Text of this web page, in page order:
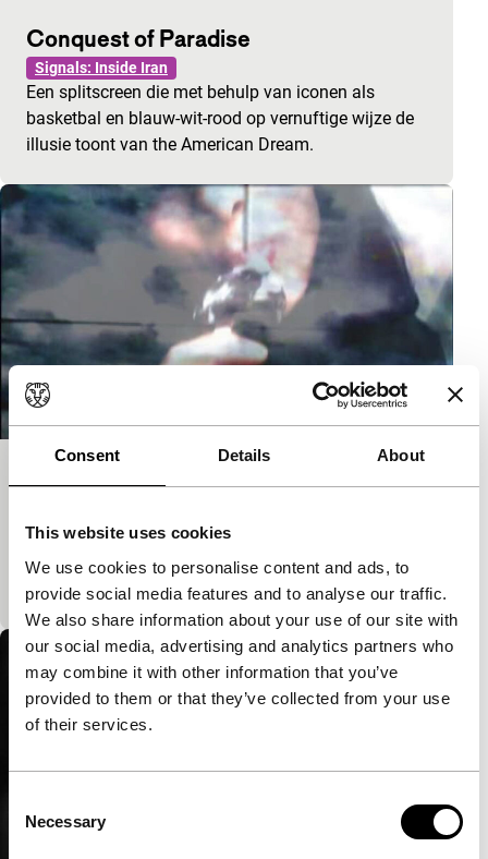
Consent Details About
This website uses cookies
We use cookies to personalise content and ads, to
provide social media features and to analyse our traffic.
We also share information about your use of our site with
our social media, advertising and analytics partners who
may combine it with other information that you’ve
provided to them or that they’ve collected from your use
of their services.
Selection
Necessary
Conquest of Paradise
Signals: Inside Iran
Een splitscreen die met behulp van iconen als
basketbal en blauw-wit-rood op vernuftige wijze de
illusie toont van the American Dream.
This Is Not an Ice Cream
Alsof de verontrustende beelden van oorlog haar
niet raken of deren eet een meisje onverstoorbaar
haar ijs.